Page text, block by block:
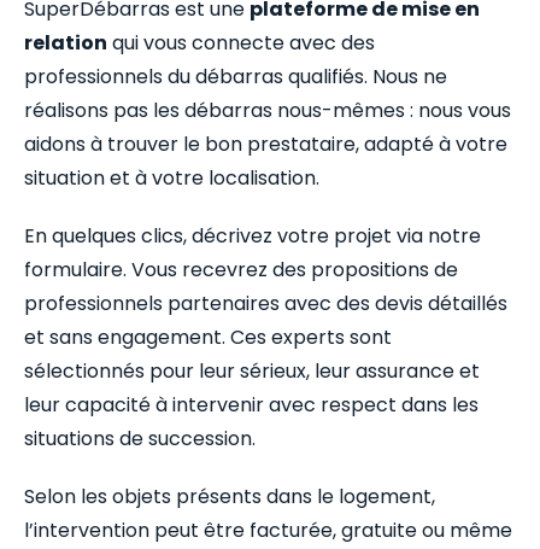
SuperDébarras est une plateforme de mise en
relation qui vous connecte avec des
professionnels du débarras qualifiés. Nous ne
réalisons pas les débarras nous-mêmes : nous vous
aidons à trouver le bon prestataire, adapté à votre
situation et à votre localisation.
En quelques clics, décrivez votre projet via notre
formulaire. Vous recevrez des propositions de
professionnels partenaires avec des devis détaillés
et sans engagement. Ces experts sont
sélectionnés pour leur sérieux, leur assurance et
leur capacité à intervenir avec respect dans les
situations de succession.
Selon les objets présents dans le logement,
l’intervention peut être facturée, gratuite ou même